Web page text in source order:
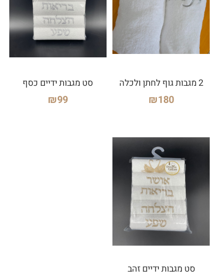
2 מגבות גוף לחתן ולכלה
₪180
סט מגבות ידיים כסף
₪99
סט מגבות ידיים זהב